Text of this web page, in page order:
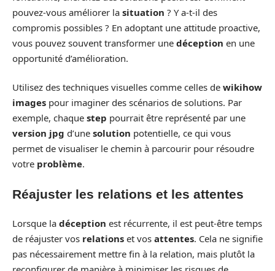
pouvez-vous améliorer la situation ? Y a-t-il des
compromis possibles ? En adoptant une attitude proactive,
vous pouvez souvent transformer une déception en une
opportunité d’amélioration.
Utilisez des techniques visuelles comme celles de wikihow
images pour imaginer des scénarios de solutions. Par
exemple, chaque step pourrait être représenté par une
version jpg d’une solution potentielle, ce qui vous
permet de visualiser le chemin à parcourir pour résoudre
votre problème.
Réajuster les relations et les attentes
Lorsque la déception est récurrente, il est peut-être temps
de réajuster vos relations et vos attentes. Cela ne signifie
pas nécessairement mettre fin à la relation, mais plutôt la